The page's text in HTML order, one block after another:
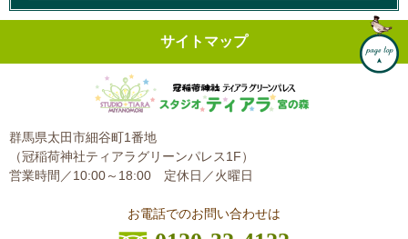
サイトマップ
群馬県太田市細谷町1番地
（冠稲荷神社ティアラグリーンパレス1F）
営業時間／10:00～18:00 定休日／火曜日
お電話でのお問い合わせは